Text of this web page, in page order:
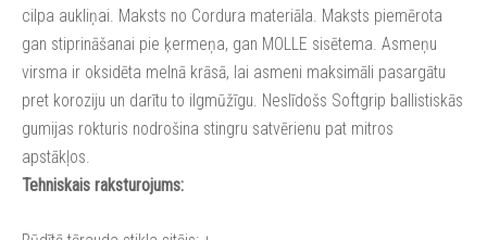
cilpa aukliņai. Maksts no Cordura materiāla. Maksts piemērota
gan stiprināšanai pie ķermeņa, gan MOLLE sisētema. Asmeņu
virsma ir oksidēta melnā krāsā, lai asmeni maksimāli pasargātu
pret koroziju un darītu to ilgmūžīgu. Neslīdošs Softgrip ballistiskās
gumijas rokturis nodrošina stingru satvērienu pat mitros
apstākļos.
Tehniskais raksturojums: